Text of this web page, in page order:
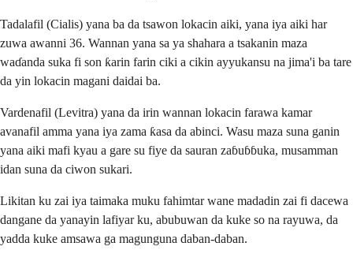
Tadalafil (Cialis) yana ba da tsawon lokacin aiki, yana iya aiki har
zuwa awanni 36. Wannan yana sa ya shahara a tsakanin maza
waɗanda suka fi son ƙarin farin ciki a cikin ayyukansu na jima'i ba tare
da yin lokacin magani daidai ba.
Vardenafil (Levitra) yana da irin wannan lokacin farawa kamar
avanafil amma yana iya zama ƙasa da abinci. Wasu maza suna ganin
yana aiki mafi kyau a gare su fiye da sauran zaɓuɓɓuka, musamman
idan suna da ciwon sukari.
Likitan ku zai iya taimaka muku fahimtar wane madadin zai fi dacewa
dangane da yanayin lafiyar ku, abubuwan da kuke so na rayuwa, da
yadda kuke amsawa ga magunguna daban-daban.